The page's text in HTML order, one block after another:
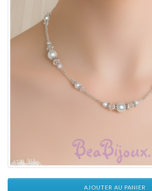
AJOUTER AU PANIER